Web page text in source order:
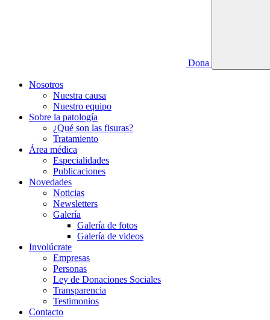
Dona
Nosotros
Nuestra causa
Nuestro equipo
Sobre la patología
¿Qué son las fisuras?
Tratamiento
Área médica
Especialidades
Publicaciones
Novedades
Noticias
Newsletters
Galería
Galería de fotos
Galería de videos
Involúcrate
Empresas
Personas
Ley de Donaciones Sociales
Transparencia
Testimonios
Contacto